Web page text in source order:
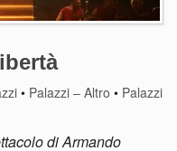
• Palazzi – Altro • Palazzi
di Armando